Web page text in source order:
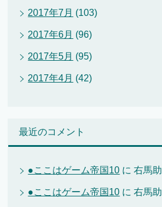
2017年7月 (103)
2017年6月 (96)
2017年5月 (95)
2017年4月 (42)
最近のコメント
●ここはゲーム帝国10 に右馬助
●ここはゲーム帝国10 に右馬助